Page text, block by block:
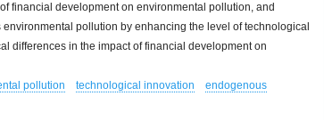
financial development on environmental pollution, and
pollution by enhancing the level of technological
differences in the impact of financial development on
pollution technological innovation
endogenous